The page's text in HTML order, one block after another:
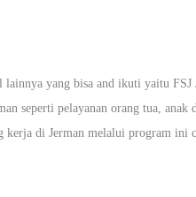
lainnya yang bisa and ikuti yaitu
seperti pelayanan orang tua,
di Jerman melalui program ini